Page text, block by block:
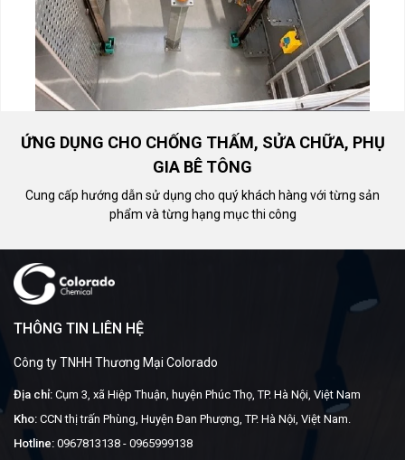
ỨNG DỤNG CHO CHỐNG THẤM, SỬA CHỮA, PHỤ
GIA BÊ TÔNG
Cung cấp hướng dẫn sử dụng cho quý khách hàng với từng sản
phẩm và từng hạng mục thi công
THÔNG TIN LIÊN HỆ
Công ty TNHH Thương Mại Colorado
Địa chỉ: Cụm 3, xã Hiệp Thuận, huyện Phúc Thọ, TP. Hà Nội, Việt Nam
Kho: CCN thị trấn Phùng, Huyện Đan Phượng, TP. Hà Nội, Việt Nam.
Hotline: 0967813138 - 0965999138